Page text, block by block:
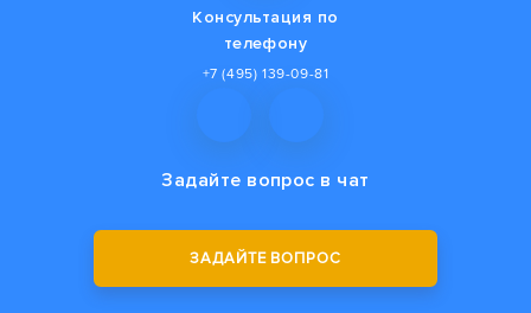
Консультация по
телефону
+7 (495) 139-09-81
Задайте вопрос в чат
ЗАДАЙТЕ ВОПРОС